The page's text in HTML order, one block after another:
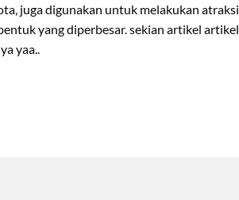
juga digunakan untuk melakukan atraksi
yang diperbesar. sekian artikel artikel
yaa..